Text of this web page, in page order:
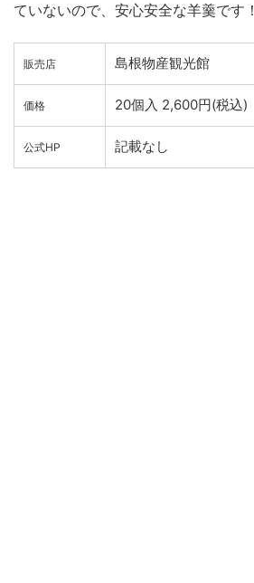
ていないので、安心安全な羊羹です！
販売店 島根物産観光館
価格 20個入 2,600円(税込)
公式HP 記載なし